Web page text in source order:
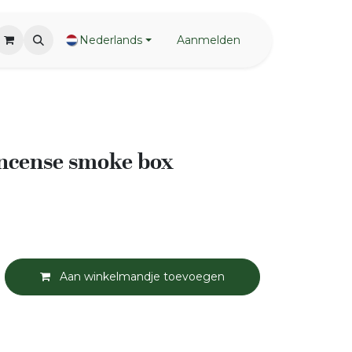
Nederlands Aanmelden
smoke box
Aan winkelmandje toevoegen